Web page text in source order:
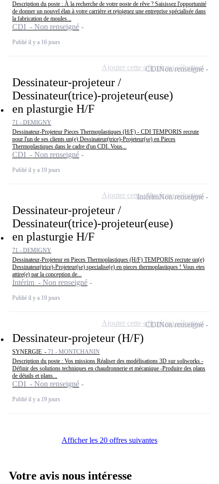
Description du poste : À la recherche de votre poste de rêve ? Saisissez l'opportunité
de donner un nouvel élan à votre carrière et rejoignez une entreprise spécialisée dans
la fabrication de moules...
CDI - Non renseigné
Publié il y a 16 jours
Dessinateur-projeteur /
Dessinateur(trice)-projeteur(euse)
en plasturgie H/F
71 - DEMIGNY
Dessinateur-Projeteur Pieces Thermoplastiques (H/F) - CDI TEMPORIS recrute
pour l'un de ses clients un(e) Dessinateur(trice)-Projeteur(se) en Pieces
Thermoplastiques dans le cadre d'un CDI. Vous...
CDI - Non renseigné
Publié il y a 19 jours
CDINon renseigné
Ajouter cette offre à ma sélection
Dessinateur-projeteur /
Dessinateur(trice)-projeteur(euse)
en plasturgie H/F
71 - DEMIGNY
Dessinateur-Projeteur en Pieces Thermoplastiques (H/F) TEMPORIS recrute un(e)
Dessinateur(trice)-Projeteur(se) specialise(e) en pieces thermoplastiques ! Vous etes
attire(e) par la conception de...
Intérim - Non renseigné
Publié il y a 19 jours
IntérimNon renseigné
Ajouter cette offre à ma sélection
Dessinateur-projeteur (H/F)
SYNERGIE - 71 - MONTCHANIN
Description du poste : Vos missions Réaliser des modélisations 3D sur soliworks -
Définir des solutions techniques en chaudronnerie et mécanique -Produire des plans
de détails et plans...
CDI - Non renseigné
Publié il y a 19 jours
CDINon renseigné
Ajouter cette offre à ma sélection
Afficher les 20 offres suivantes
Votre avis nous intéresse